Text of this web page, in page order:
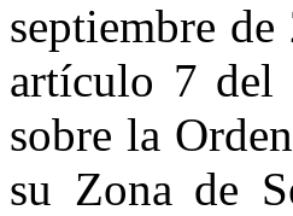
septiembre
artículo 7 del
sobre la
su Zona de